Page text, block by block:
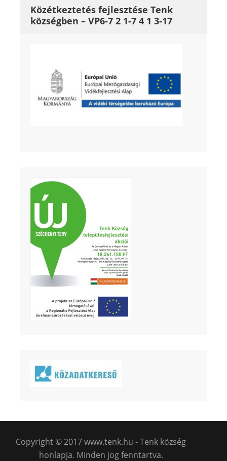
Közétkeztetés fejlesztése Tenk
községben – VP6-7 2 1-7 4 1 3-17
Copyright © 2017 www.tenk.hu - Tenk község
honlapja. Minden jog fenntartva.